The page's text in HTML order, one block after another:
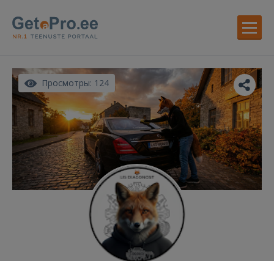
Просмотры: 124